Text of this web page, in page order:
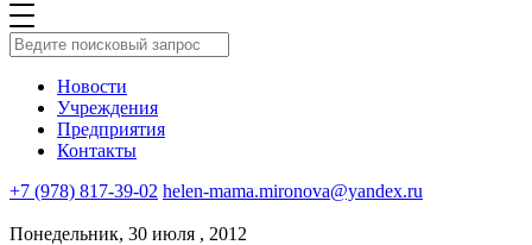
Новости
Учреждения
Предприятия
Контакты
+7 (978) 817-39-02 helen-mama.mironova@yandex.ru
Понедельник, 30 июля , 2012